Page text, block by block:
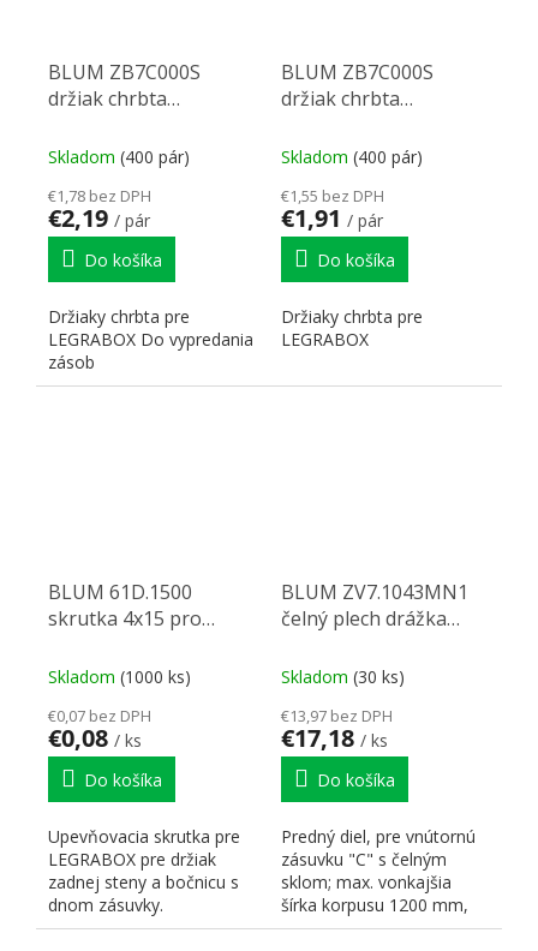
BLUM ZB7C000S
držiak chrbta
čierna CS-M
Skladom (400 pár)
€1,78 bez DPH
€2,19 / pár
Do košíka
Držiaky chrbta pre
LEGRABOX Do vypredania
zásob
BLUM ZB7C000S
držiak chrbta
Skladom (400 pár)
€1,55 bez DPH
€1,91 / pár
Do košíka
Držiaky chrbta pre
LEGRABOX
BLUM 61D.1500
skrutka 4x15 pro
Skladom (1000 ks)
€0,07 bez DPH
€0,08 / ks
Do košíka
Upevňovacia skrutka pre
LEGRABOX pre držiak
zadnej steny a bočnicu s
dnom zásuvky.
BLUM ZV7.1043MN1
čelný plech drážka
Skladom (30 ks)
€13,97 bez DPH
€17,18 / ks
Do košíka
Predný diel, pre vnútornú
zásuvku "C" s čelným
sklom; max. vonkajšia
šírka korpusu 1200 mm,
na skrátenie